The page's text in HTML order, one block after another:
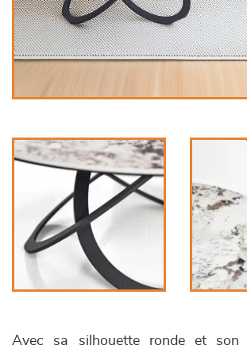
Avec sa silhouette ronde et son